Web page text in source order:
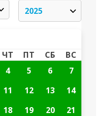
ЧТ ПТ СБ
ВС
4 5 6
7
11 12 13
14
18 19 20
21